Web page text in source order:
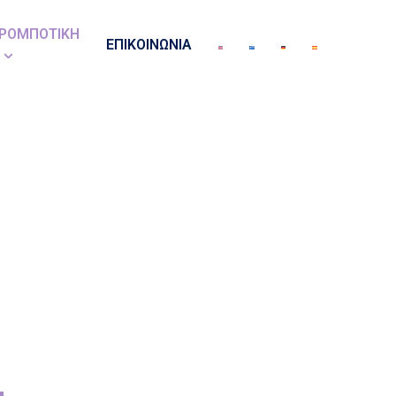
ΕΠΙΚΟΙΝΩΝΙΑ